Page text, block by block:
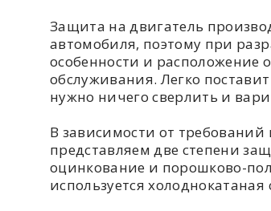
Защита на двигатель
автомобиля, поэтому при
особенности и расположение
обслуживания. Легко
нужно ничего сверлить и
В зависимости от
представляем две степени
оцинкование и порошково-
используется холоднокатаная